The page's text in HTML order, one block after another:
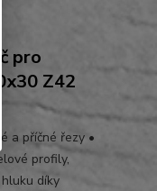
pro
Z42
a příčné řezy •
profily,
díky